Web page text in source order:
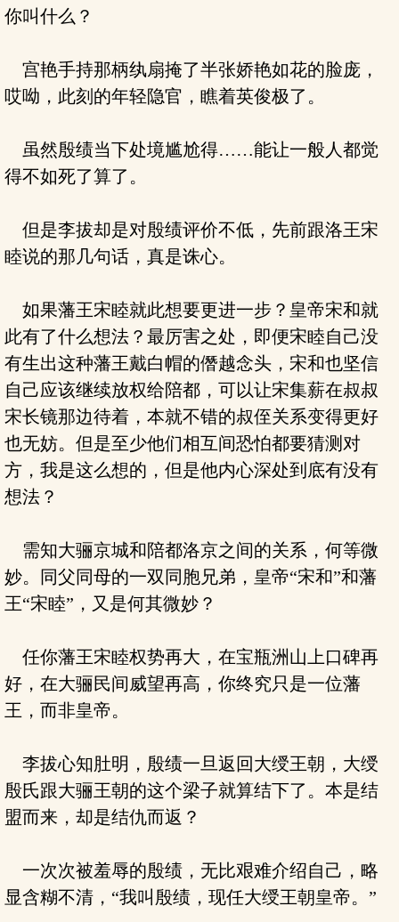
你叫什么？
宫艳手持那柄纨扇掩了半张娇艳如花的脸庞，
哎呦，此刻的年轻隐官，瞧着英俊极了。
虽然殷绩当下处境尴尬得……能让一般人都觉
得不如死了算了。
但是李拔却是对殷绩评价不低，先前跟洛王宋
睦说的那几句话，真是诛心。
如果藩王宋睦就此想要更进一步？皇帝宋和就
此有了什么想法？最厉害之处，即便宋睦自己没
有生出这种藩王戴白帽的僭越念头，宋和也坚信
自己应该继续放权给陪都，可以让宋集薪在叔叔
宋长镜那边待着，本就不错的叔侄关系变得更好
也无妨。但是至少他们相互间恐怕都要猜测对
方，我是这么想的，但是他内心深处到底有没有
想法？
需知大骊京城和陪都洛京之间的关系，何等微
妙。同父同母的一双同胞兄弟，皇帝“宋和”和藩
王“宋睦”，又是何其微妙？
任你藩王宋睦权势再大，在宝瓶洲山上口碑再
好，在大骊民间威望再高，你终究只是一位藩
王，而非皇帝。
李拔心知肚明，殷绩一旦返回大绶王朝，大绶
殷氏跟大骊王朝的这个梁子就算结下了。本是结
盟而来，却是结仇而返？
一次次被羞辱的殷绩，无比艰难介绍自己，略
显含糊不清，“我叫殷绩，现任大绶王朝皇帝。”